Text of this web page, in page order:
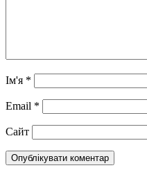
Ім'я *
Email *
Сайт